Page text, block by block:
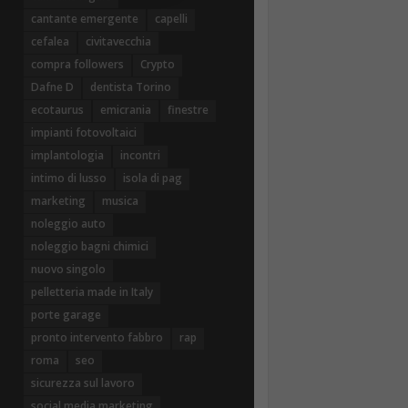
cantante emergente
capelli
cefalea
civitavecchia
compra followers
Crypto
Dafne D
dentista Torino
ecotaurus
emicrania
finestre
impianti fotovoltaici
implantologia
incontri
intimo di lusso
isola di pag
marketing
musica
noleggio auto
noleggio bagni chimici
nuovo singolo
pelletteria made in Italy
porte garage
pronto intervento fabbro
rap
roma
seo
sicurezza sul lavoro